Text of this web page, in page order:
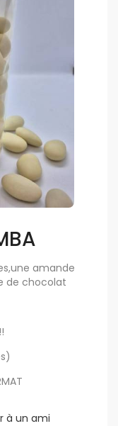
amande
de chocolat
à un ami